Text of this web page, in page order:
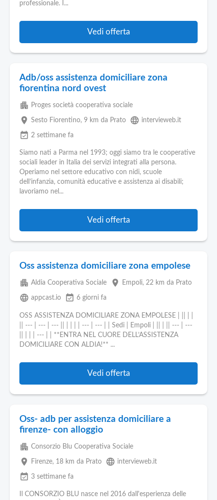
professionale. I...
Vedi offerta
Adb/oss assistenza domiciliare zona
fiorentina nord ovest
apartment Proges società cooperativa sociale
place Sesto Fiorentino, 9 km da Prato language intervieweb.it
event_available 2 settimane fa
Siamo nati a Parma nel 1993; oggi siamo tra le cooperative
sociali leader in Italia dei servizi integrati alla persona.
Operiamo nel settore educativo con nidi, scuole
dell’infanzia, comunità educative e assistenza ai disabili;
lavoriamo nel...
Vedi offerta
Oss assistenza domiciliare zona empolese
apartment Aldia Cooperativa Sociale place Empoli, 22 km da Prato
language appcast.io event_available 6 giorni fa
OSS ASSISTENZA DOMICILIARE ZONA EMPOLESE | || | |
|| --- | --- | --- || | | | | --- | --- | | Sedi | Empoli | || | || --- | ---
|| | | | --- | | **ENTRA NEL CUORE DELL’ASSISTENZA
DOMICILIARE CON ALDIA!** ...
Vedi offerta
Oss- adb per assistenza domiciliare a
firenze- con alloggio
apartment Consorzio Blu Cooperativa Sociale
place Firenze, 18 km da Prato language intervieweb.it
event_available 3 settimane fa
Il CONSORZIO BLU nasce nel 2016 dall'esperienza delle